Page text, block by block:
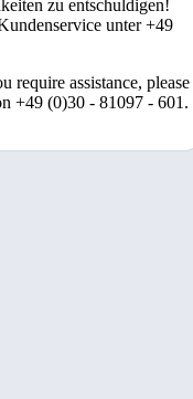
zu entschuldigen!
unter +49
require assistance, please
+49 (0)30 - 81097 - 601.